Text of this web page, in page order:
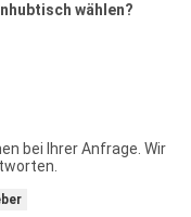
wählen?
bei Ihrer Anfrage. Wir